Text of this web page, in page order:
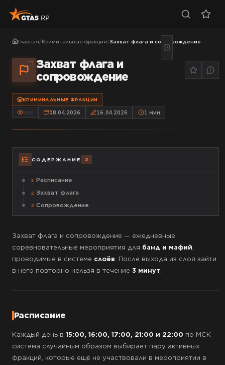
Главная/Криминальные фракции/Захват флага и сопровождение
Захват флага и
сопровождение
КРИМИНАЛЬНЫЕ ФРАКЦИИ
08.04.2026 16.04.2026 1 мин
СОДЕРЖАНИЕ 3
1 Расписание
2 Захват флага
3 Сопровождение
Захват флага и сопровождение — ежедневные
соревновательные мероприятия для банд и мафий
проводимые в системе слоёв . После выхода из слоя зайти
в него повторно нельзя в течение 3 минут
Расписание
Каждый день в 15:00, 16:00, 17:00, 21:00 и 22:00 по МСК
система случайным образом выбирает пару активных
фракций, которые ещё не участвовали в мероприятии в